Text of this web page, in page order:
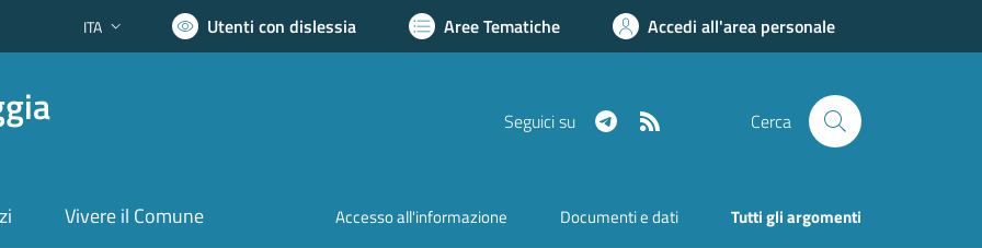
Lingua attiva:
ITA Utenti con dislessia Aree Tematiche Accedi all'area personale
Seguici su Telegram Cerca
Vivere il Comune Accesso all'informazione Documenti e dati Tutti gli argomenti